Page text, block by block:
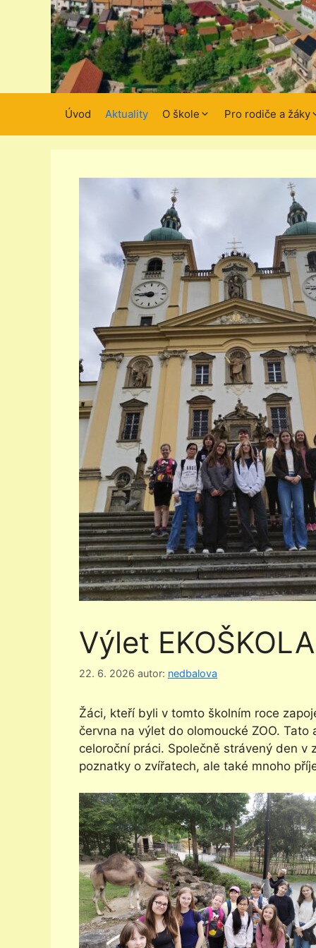
Úvod Aktuality O škole Pro rodiče a žáky
Výlet EKOŠKOLA
22. 6. 2026 autor: nedbalova
Žáci, kteří byli v tomto školním roce
června na výlet do olomoucké ZOO.
celoroční práci. Společně strávený den v
poznatky o zvířatech, ale také mnoho